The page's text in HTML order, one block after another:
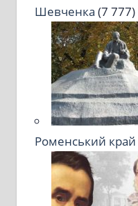
Шевченка (7 777)
Роменський край